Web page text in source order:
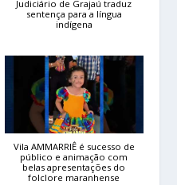
Judiciário de Grajaú traduz
sentença para a língua
indígena
Vila AMMARRIÊ é sucesso de
público e animação com
belas apresentações do
folclore maranhense